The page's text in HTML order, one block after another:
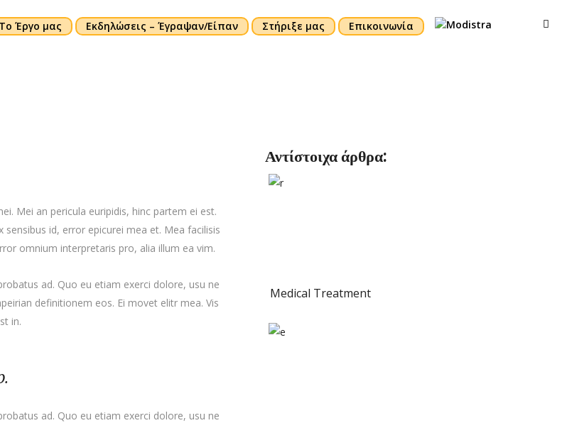
Το Έργο μας Εκδηλώσεις – Έγραψαν/Είπαν Στήριξε μας Επικοινωνία
Mei an pericula euripidis, hinc partem ei est.
id, error epicurei mea et. Mea facilisis
omnium interpretaris pro, alia illum ea vim.
ad. Quo eu etiam exerci dolore, usu ne
definitionem eos. Ei movet elitr mea. Vis
in.
ad. Quo eu etiam exerci dolore, usu ne
Αντίστοιχα άρθρα:
Medical Treatment